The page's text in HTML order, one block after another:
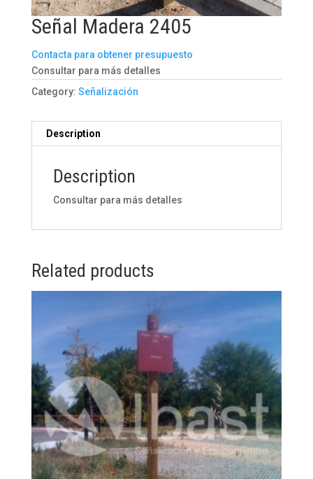
Señal Madera 2405
Contacta para obtener presupuesto
Consultar para más detalles
Category: Señalización
Description
Description
Consultar para más detalles
Related products